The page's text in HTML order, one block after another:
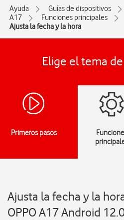
Ayuda Guías de dispositivos
A17
Funciones principales
Ajusta la fecha y la hora
Elige el tema
Primeros pasos
Ajusta la fecha y la
OPPO A17 Android